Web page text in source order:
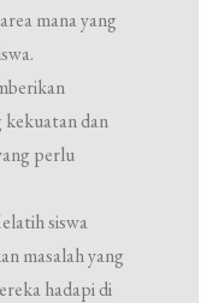
mana yang
kekuatan dan
perlu
siswa
masalah yang
hadapi di